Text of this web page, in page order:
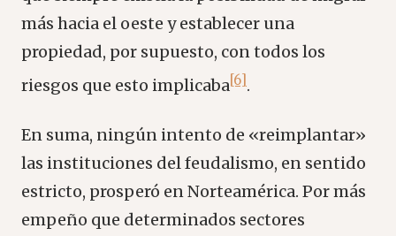
más hacia el oeste y establecer una
propiedad, por supuesto, con todos los
riesgos que esto implicaba [6] .
En suma, ningún intento de «reimplantar»
las instituciones del feudalismo, en sentido
estricto, prosperó en Norteamérica. Por más
empeño que determinados sectores